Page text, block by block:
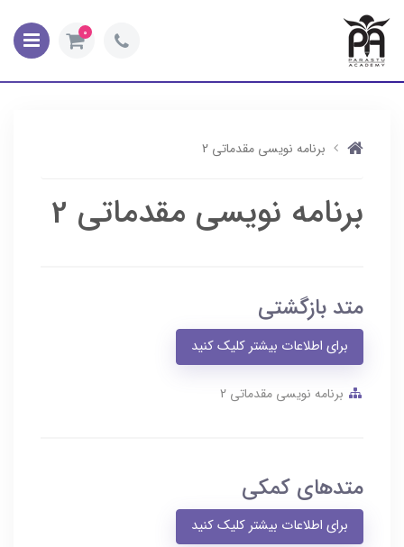
0
برنامه نویسی مقدماتی 2
برنامه نویسی مقدماتی 2
متد بازگشتی
برای اطلاعات بیشتر کلیک کنید
برنامه نویسی مقدماتی 2
متدهای کمکی
برای اطلاعات بیشتر کلیک کنید